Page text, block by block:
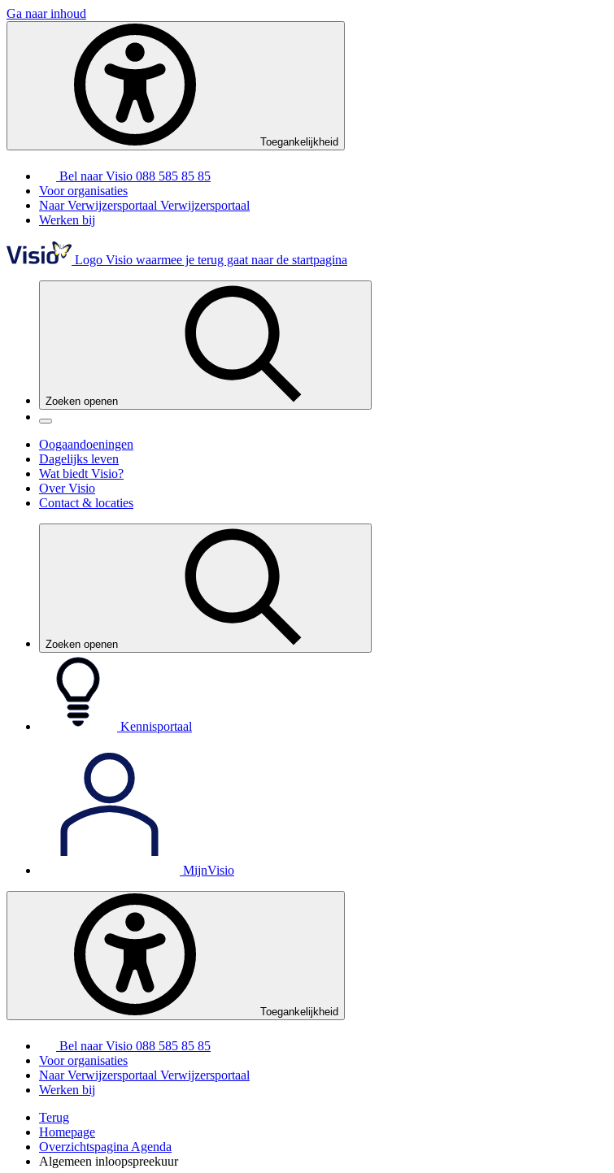
Ga naar inhoud
Toegankelijkheid
Bel naar Visio 088 585 85 85
Voor organisaties
Naar Verwijzersportaal Verwijzersportaal
Werken bij
Logo Visio waarmee je terug gaat naar de startpagina
Zoeken openen
Oogaandoeningen
Dagelijks leven
Wat biedt Visio?
Over Visio
Contact & locaties
Zoeken openen
Kennisportaal
MijnVisio
Toegankelijkheid
Bel naar Visio 088 585 85 85
Voor organisaties
Naar Verwijzersportaal Verwijzersportaal
Werken bij
Terug
Homepage
Overzichtspagina Agenda
Algemeen inloopspreekuur